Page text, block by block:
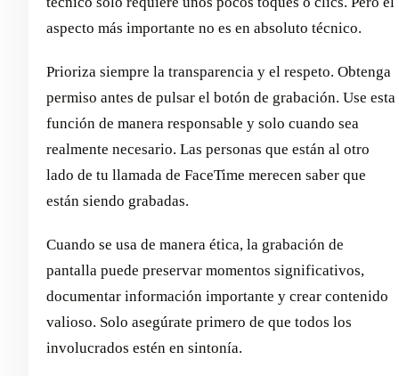
aspecto más importante no es en absoluto técnico.
Prioriza siempre la transparencia y el respeto. Obtenga
permiso antes de pulsar el botón de grabación. Use esta
función de manera responsable y solo cuando sea
realmente necesario. Las personas que están al otro
lado de tu llamada de FaceTime merecen saber que
están siendo grabadas.
Cuando se usa de manera ética, la grabación de
pantalla puede preservar momentos significativos,
documentar información importante y crear contenido
valioso. Solo asegúrate primero de que todos los
involucrados estén en sintonía.